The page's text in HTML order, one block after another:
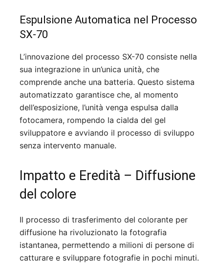
Espulsione Automatica nel Processo
SX-70
L’innovazione del processo SX-70 consiste nella
sua integrazione in un’unica unità, che
comprende anche una batteria. Questo sistema
automatizzato garantisce che, al momento
dell’esposizione, l’unità venga espulsa dalla
fotocamera, rompendo la cialda del gel
sviluppatore e avviando il processo di sviluppo
senza intervento manuale.
Impatto e Eredità – Diffusione
del colore
Il processo di trasferimento del colorante per
diffusione ha rivoluzionato la fotografia
istantanea, permettendo a milioni di persone di
catturare e sviluppare fotografie in pochi minuti.